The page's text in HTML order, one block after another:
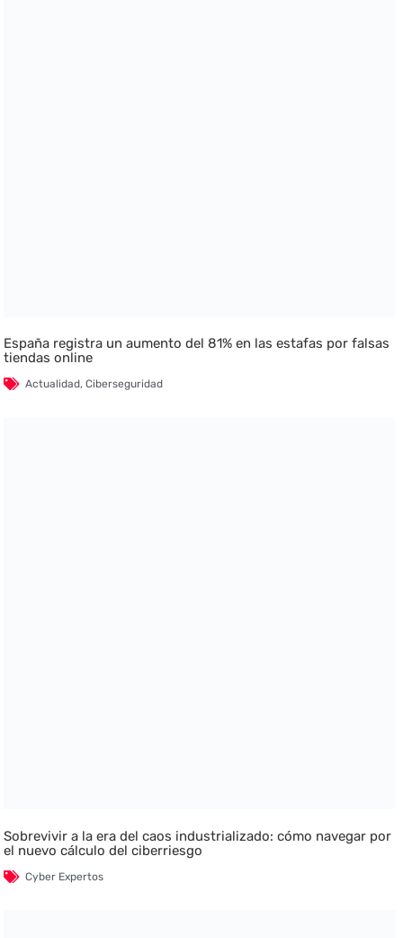
España registra un aumento del 81% en las estafas por falsas
tiendas online
Actualidad,Ciberseguridad
Sobrevivir a la era del caos industrializado: cómo navegar por
el nuevo cálculo del ciberriesgo
Cyber Expertos